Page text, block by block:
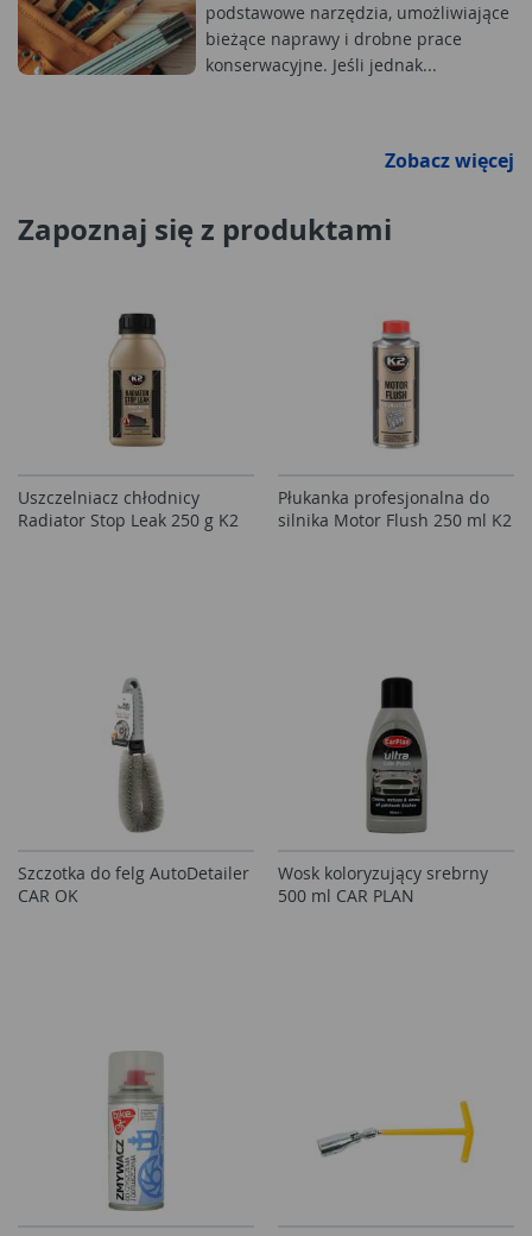
podstawowe narzędzia, umożliwiające
bieżące naprawy i drobne prace
konserwacyjne. Jeśli jednak...
Zobacz więcej
Zapoznaj się z produktami
Uszczelniacz chłodnicy
Radiator Stop Leak 250 g K2
Płukanka profesjonalna do
silnika Motor Flush 250 ml K2
Szczotka do felg AutoDetailer
CAR OK
Wosk koloryzujący srebrny
500 ml CAR PLAN